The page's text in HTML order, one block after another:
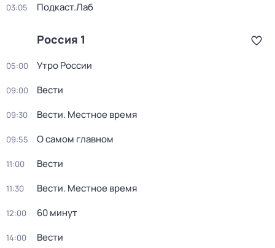
03:05 Подкаст.Лаб
Россия 1
05:00 Утро России
09:00 Вести
09:30 Вести. Местное время
09:55 О самом главном
11:00 Вести
11:30 Вести. Местное время
12:00 60 минут
14:00 Вести